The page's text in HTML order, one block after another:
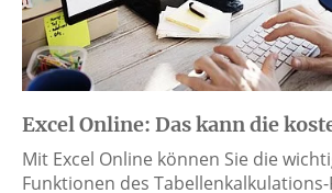
Excel Online: Das kann die
Mit Excel Online können Sie die
Funktionen des